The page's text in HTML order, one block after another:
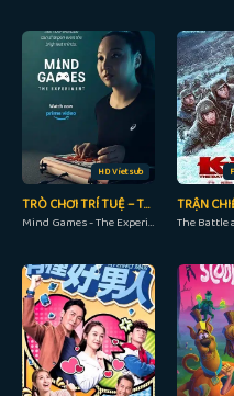
HD Vietsub
TRÒ CHƠI TRÍ TUỆ – THỬ NGHIỆM
Mind Games - The Experiment (2023)